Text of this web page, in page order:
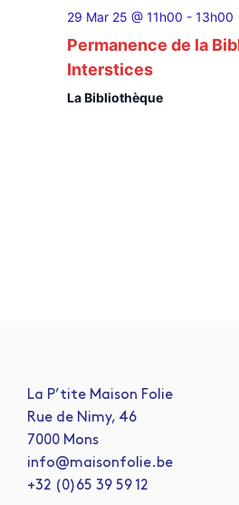
29 Mar 25 @ 11h00 - 13h00
Permanence de la
Interstices
La Bibliothèque
La P’tite Maison Folie
Rue de Nimy, 46
7000 Mons
info@maisonfolie.be
+32 (0)65 39 59 12